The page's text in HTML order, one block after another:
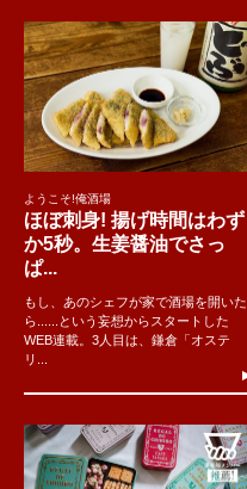
ようこそ!俺酒場
ほぼ刺身! 揚げ時間はわず
か5秒。生姜醤油でさっ
ぱ...
もし、あのシェフが家で酒場を開いた
ら......という妄想からスタートした
WEB連載。3人目は、鎌倉「オステ
リ...